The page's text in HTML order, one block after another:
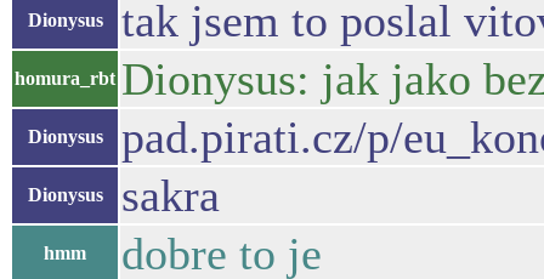
Dionysus tak jsem to poslal
homura_rbt Dionysus: jak jako
Dionysus pad.pirati.cz/p/
Dionysus sakra
hmm dobre to je